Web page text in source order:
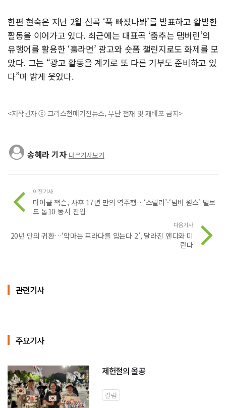
한편 현숙은 지난 2월 신곡 ‘푹 빠졌나봐’를 발표하고 활발한
활동을 이어가고 있다. 최근에는 대표곡 ‘춤추는 탬버린’의
유행어를 활용한 ‘훌라면’ 광고와 숏폼 챌린지로도 화제를 모
았다. 그는 “광고 활동을 계기로 또 다른 기부도 준비하고 있
다”며 밝게 웃었다.
<저작권자 ⓒ 크리스천매거진뉴스, 무단 전재 및 재배포 금지>
송혜라 기자 다른기사보기
이전기사
마이클 잭슨, 사후 17년 만의 역주행…‘스릴러’·‘넘버 원스’ 빌보
드 톱10 동시 진입
다음기사
20년 만의 귀환…‘악마는 프라다를 입는다 2’, 달라진 앤디와 미
란다
관련기사
주요기사
제헌절의 올공
칼럼